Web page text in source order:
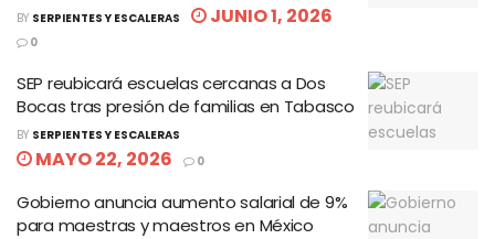
BY SERPIENTES Y ESCALERAS JUNIO 1, 2026
0
SEP reubicará escuelas cercanas a Dos
Bocas tras presión de familias en Tabasco
BY SERPIENTES Y ESCALERAS
MAYO 22, 2026 0
Gobierno anuncia aumento salarial de 9%
para maestras y maestros en México